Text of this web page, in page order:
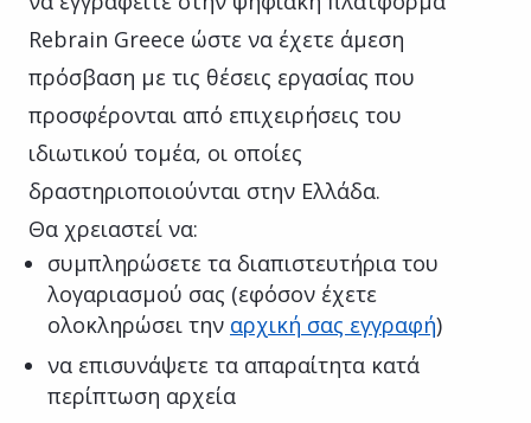
Rebrain Greece ώστε να έχετε άμεση
πρόσβαση με τις θέσεις εργασίας που
προσφέρονται από επιχειρήσεις του
ιδιωτικού τομέα, οι οποίες
δραστηριοποιούνται στην Ελλάδα.
Θα χρειαστεί να:
συμπληρώσετε τα διαπιστευτήρια του
λογαριασμού σας (εφόσον έχετε
ολοκληρώσει την αρχική σας εγγραφή)
να επισυνάψετε τα απαραίτητα κατά
περίπτωση αρχεία